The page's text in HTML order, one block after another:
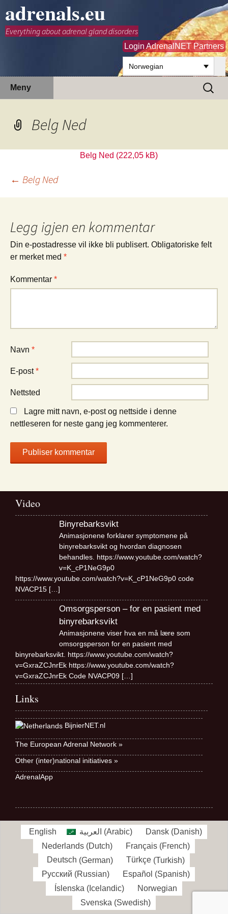
adrenals.eu
Everything about adrenal gland disorders
Login AdrenalNET Partners
Norwegian
Meny
Søk
etter:
Belg Ned
Belg Ned
Innleggsnavigasjon
← Belg Ned
Legg igjen en kommentar
Din e-postadresse vil ikke bli publisert. Obligatoriske felt
er merket med *
Kommentar *
Navn *
E-post*
Nettsted
Lagre mitt navn, e-post og nettside i denne
nettleseren for neste gang jeg kommenterer.
Video
Binyrebarksvikt
Animasjonene forklarer symptomene på
binyrebarksvikt og hvordan diagnosen
behandles. https://www.youtube.com/watch?
v=K_cP1NeG9p0
https://www.youtube.com/watch?v=K_cP1NeG9p0 code
NVACP15 […]
Omsorgsperson – for en pasient med
binyrebarksvikt
Animasjonene viser hva en må lære som
omsorgsperson for en pasient med
binyrebarksvikt. https://www.youtube.com/watch?
v=GxraZCJnrEk https://www.youtube.com/watch?
v=GxraZCJnrEk Code NVACP09 […]
Links
BijnierNET.nl
The European Adrenal Network »
Other (inter)national initiatives »
AdrenalApp
English العربية (Arabic) Dansk (Danish)
Nederlands(Dutch) Français(French)
Deutsch (German) Türkçe(Turkish)
Русский (Russian) Español (Spanish)
Íslenska (Icelandic)
Norwegian
Svenska (Swedish)